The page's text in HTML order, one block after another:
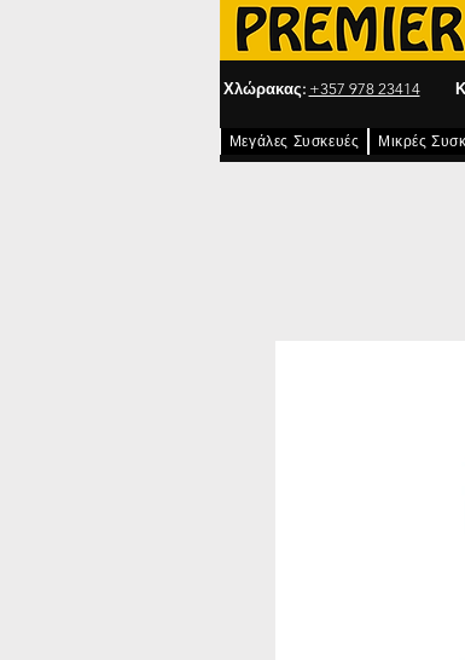
Χλώρακας: +357 978 23414
Μεγάλες Συσκευές Μικρές